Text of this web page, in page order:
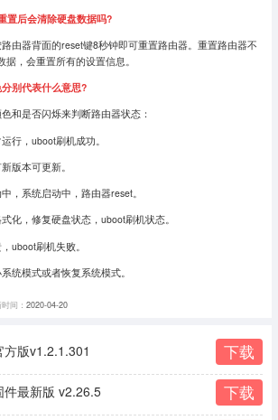
置后会清除硬盘数据吗?
由器背面的reset键8秒钟即可重置路由器。重置路由器不
，会重置所有的设置信息。
别代表什么意思?
和是否闪烁来判断路由器状态：
，uboot刷机成功。
版本可更新。
系统启动中，路由器reset。
，修复硬盘状态，uboot刷机状态。
刷机失败。
模式或者恢复系统模式。
间： 2020-04-20
版v1.2.1.301 下载
件最新版 v2.26.5 下载